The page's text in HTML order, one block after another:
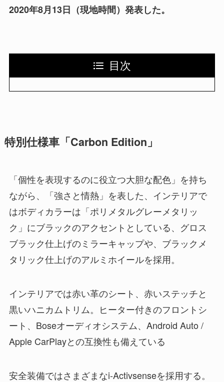
2020年8月13日（現地時間）発表した。
目次
特別仕様車「Carbon Edition」
「個性を表現するのに役立つ大胆な配色」を持ち
ながら、「強さと情熱」を表した、インテリアで
はボディカラーは「ポリメタルグレーメタリッ
ク」にブラックのアクセントとしている、グロス
ブラック仕上げのミラーキャップや、ブラックメ
タリック仕上げのアルミホイールを採用。
インテリアでは赤い革のシート、赤いステッチと
黒いハニカムトリム。ヒーター付きのフロントシ
ート、Boseオーディオシステム、Android Auto /
Apple CarPlayとの互換性も備えている
安全装備ではさまざまなi-Activsenseを採用する。